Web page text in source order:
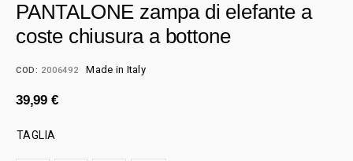
PANTALONE zampa di elefante a
coste chiusura a bottone
COD: 2006492 Made in Italy
39,99 €
TAGLIA